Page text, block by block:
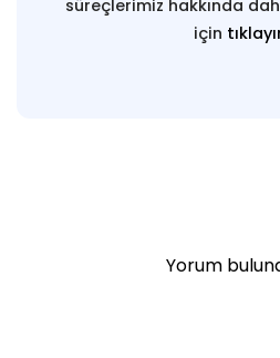
süreçlerimiz hakkında
için
Yorum